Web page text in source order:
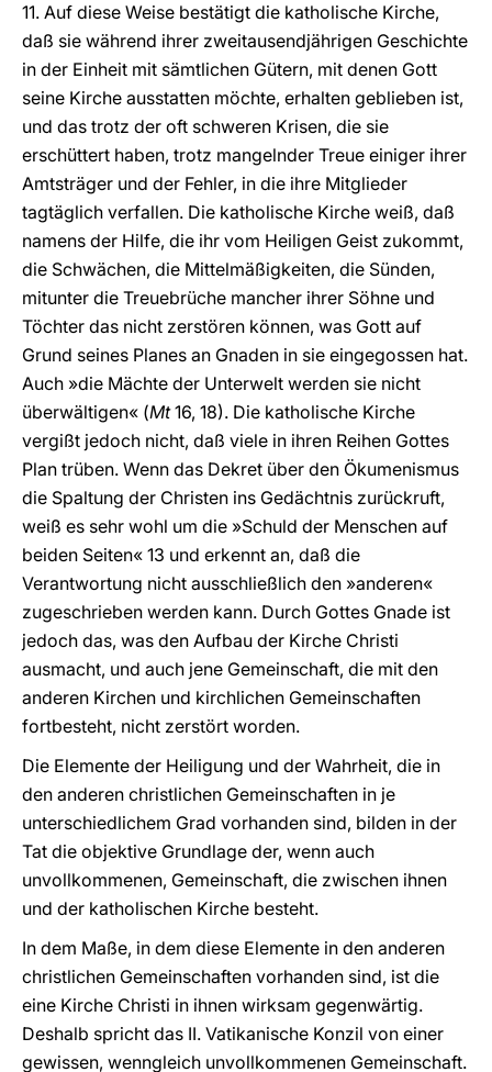
11. Auf diese Weise bestätigt die katholische Kirche,
daß sie während ihrer zweitausendjährigen Geschichte
in der Einheit mit sämtlichen Gütern, mit denen Gott
seine Kirche ausstatten möchte, erhalten geblieben ist,
und das trotz der oft schweren Krisen, die sie
erschüttert haben, trotz mangelnder Treue einiger ihrer
Amtsträger und der Fehler, in die ihre Mitglieder
tagtäglich verfallen. Die katholische Kirche weiß, daß
namens der Hilfe, die ihr vom Heiligen Geist zukommt,
die Schwächen, die Mittelmäßigkeiten, die Sünden,
mitunter die Treuebrüche mancher ihrer Söhne und
Töchter das nicht zerstören können, was Gott auf
Grund seines Planes an Gnaden in sie eingegossen hat.
Auch »die Mächte der Unterwelt werden sie nicht
überwältigen« (Mt16, 18). Die katholische Kirche
vergißt jedoch nicht, daß viele in ihren Reihen Gottes
Plan trüben. Wenn das Dekret über den Ökumenismus
die Spaltung der Christen ins Gedächtnis zurückruft,
weiß es sehr wohl um die »Schuld der Menschen auf
beiden Seiten« 13 und erkennt an, daß die
Verantwortung nicht ausschließlich den »anderen«
zugeschrieben werden kann. Durch Gottes Gnade ist
jedoch das, was den Aufbau der Kirche Christi
ausmacht, und auch jene Gemeinschaft, die mit den
anderen Kirchen und kirchlichen Gemeinschaften
fortbesteht, nicht zerstört worden.
Die Elemente der Heiligung und der Wahrheit, die in
den anderen christlichen Gemeinschaften in je
unterschiedlichem Grad vorhanden sind, bilden in der
Tat die objektive Grundlage der, wenn auch
unvollkommenen, Gemeinschaft, die zwischen ihnen
und der katholischen Kirche besteht.
In dem Maße, in dem diese Elemente in den anderen
christlichen Gemeinschaften vorhanden sind, ist die
eine Kirche Christi in ihnen wirksam gegenwärtig.
Deshalb spricht das II. Vatikanische Konzil von einer
gewissen, wenngleich unvollkommenen Gemeinschaft.